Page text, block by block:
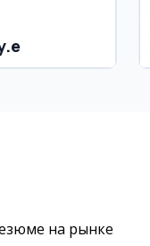
на рынке